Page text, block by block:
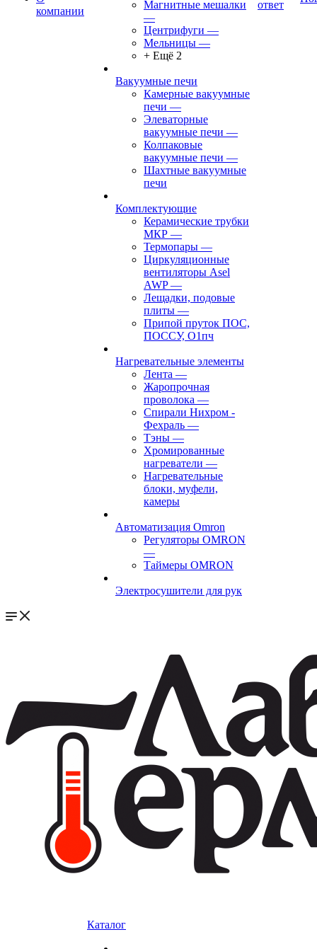
компании
Магнитные мешалки
—
Центрифуги —
Мельницы —
+ Ещё 2
Вакуумные печи
Камерные вакуумные
печи —
Элеваторные
вакуумные печи —
Колпаковые
вакуумные печи —
Шахтные вакуумные
печи
Комплектующие
Керамические трубки
МКР —
Термопары —
Циркуляционные
вентиляторы Asel
AWP—
Лещадки, подовые
плиты —
Припой пруток ПОС,
ПОССУ, О1пч
Нагревательные элементы
Лента —
Жаропрочная
проволока —
Спирали Нихром -
Фехраль —
Тэны —
Хромированные
нагреватели —
Нагревательные
блоки, муфели,
камеры
Автоматизация Omron
Регуляторы OMRON
—
Таймеры OMRON
Электросушители для рук
ответ
Каталог